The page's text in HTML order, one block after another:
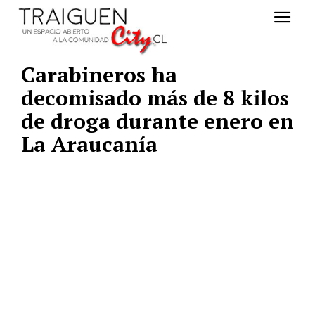
Carabineros ha
decomisado más de 8 kilos
de droga durante enero en
La Araucanía